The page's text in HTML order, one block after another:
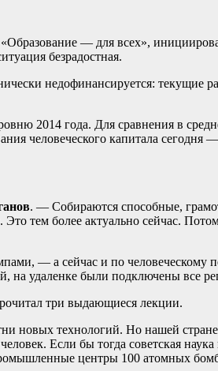
«Образование — для всех»,
безрадостная.
недофинансируется: текущие
2014 года. Для сравнения в
человеческого капитала сегодня
. — Собираются способные,
тем более актуально сейчас.
— а сейчас и по человеческому
на удаленке были подключены все
три выдающиеся лекции.
новых технологий. Но нашей
Если бы тогда советская наука
центры 100 атомных